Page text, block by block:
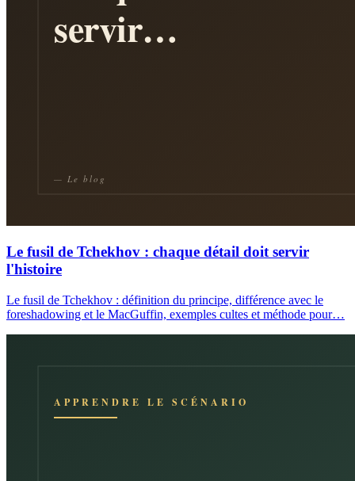
Le fusil de Tchekhov : chaque détail doit servir
l'histoire
Le fusil de Tchekhov : définition du principe, différence avec le
foreshadowing et le MacGuffin, exemples cultes et méthode pour…